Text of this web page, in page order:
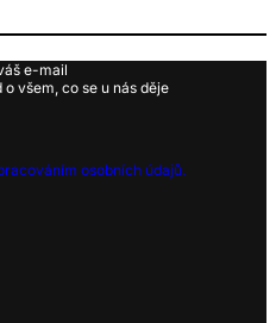
e-mail
všem, co se u nás děje
osobních údajů.